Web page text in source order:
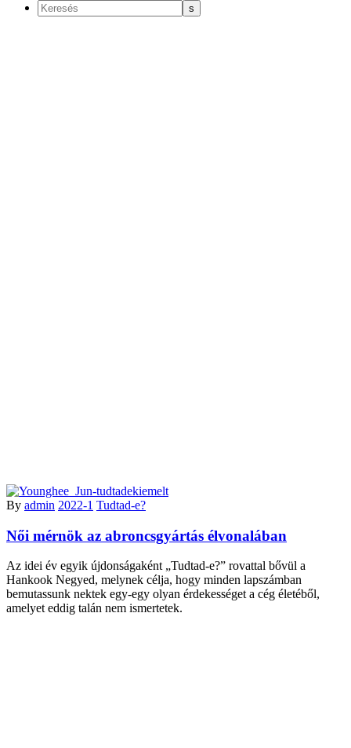
By admin 2022-1 Tudtad-e?
Női mérnök az abroncsgyártás élvonalában
Az idei év egyik újdonságaként „Tudtad-e?” rovattal bővül a
Hankook Negyed, melynek célja, hogy minden lapszámban
bemutassunk nektek egy-egy olyan érdekességet a cég életéből,
amelyet eddig talán nem ismertetek.